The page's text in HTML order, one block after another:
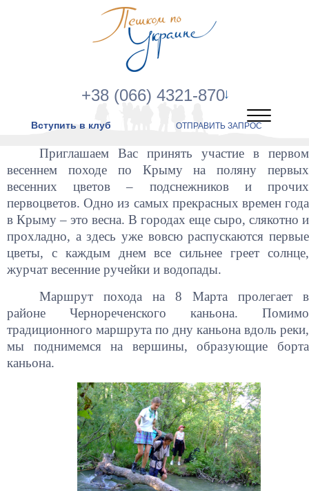
+38 (066) 4321-870
Вступить в клуб ОТПРАВИТЬ ЗАПРОС
Приглашаем Вас принять участие в первом
весеннем походе по Крыму на поляну первых
весенних цветов – подснежников и прочих
первоцветов. Одно из самых прекрасных времен года
в Крыму – это весна. В городах еще сыро, слякотно и
прохладно, а здесь уже вовсю распускаются первые
цветы, с каждым днем все сильнее греет солнце,
журчат весенние ручейки и водопады.
Маршрут похода на 8 Марта пролегает в
районе Чернореченского каньона. Помимо
традиционного маршрута по дну каньона вдоль реки,
мы поднимемся на вершины, образующие борта
каньона.